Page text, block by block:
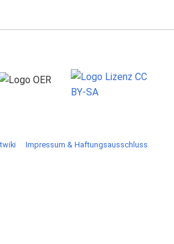
Impressum & Haftungsausschluss